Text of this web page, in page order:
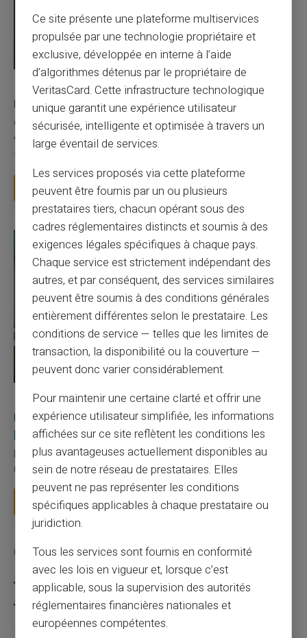
03/08/2026 Veritas Carte prépayée
Une carte bancaire gratuite sans compte, ça
existe ?
Vous avez tapé cette recherche parce que votre banque vous
facture 50 € par an pour une carte que vo...
Lire la suite
27/07/2026 Veritas Carte prépayée
Utilisation responsable du paiement mobile avec
la carte Veritas
Le paiement mobile s'est imposé dans les habitudes quotidiennes,
mais il appelle des réflexes pour é...
Lire la suite
Catégories
Carte prépayée
Escroquerie
Ce site présente une plateforme multiservices
propulsée par une technologie propriétaire et
exclusive, développée en interne à l’aide
d’algorithmes détenus par le propriétaire de
VeritasCard. Cette infrastructure technologique
unique garantit une expérience utilisateur
sécurisée, intelligente et optimisée à travers un
large éventail de services.
Les services proposés via cette plateforme
peuvent être fournis par un ou plusieurs
prestataires tiers, chacun opérant sous des
cadres réglementaires distincts et soumis à des
exigences légales spécifiques à chaque pays.
Chaque service est strictement indépendant des
autres, et par conséquent, des services similaires
peuvent être soumis à des conditions générales
entièrement différentes selon le prestataire. Les
conditions de service — telles que les limites de
transaction, la disponibilité ou la couverture —
peuvent donc varier considérablement.
Pour maintenir une certaine clarté et offrir une
expérience utilisateur simplifiée, les informations
affichées sur ce site reflètent les conditions les
plus avantageuses actuellement disponibles au
sein de notre réseau de prestataires. Elles
peuvent ne pas représenter les conditions
spécifiques applicables à chaque prestataire ou
juridiction.
Tous les services sont fournis en conformité
avec les lois en vigueur et, lorsque c’est
applicable, sous la supervision des autorités
réglementaires financières nationales et
européennes compétentes.